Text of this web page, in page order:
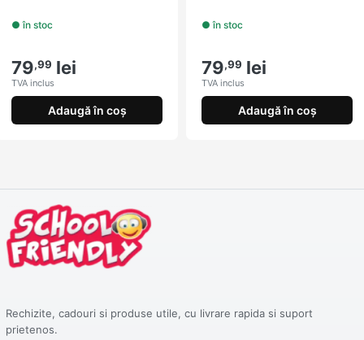
● în stoc
79,99 lei
TVA inclus
Adaugă în coș
● în stoc
79,99 lei
TVA inclus
Adaugă în coș
Rechizite, cadouri si produse utile, cu livrare rapida si suport
prietenos.